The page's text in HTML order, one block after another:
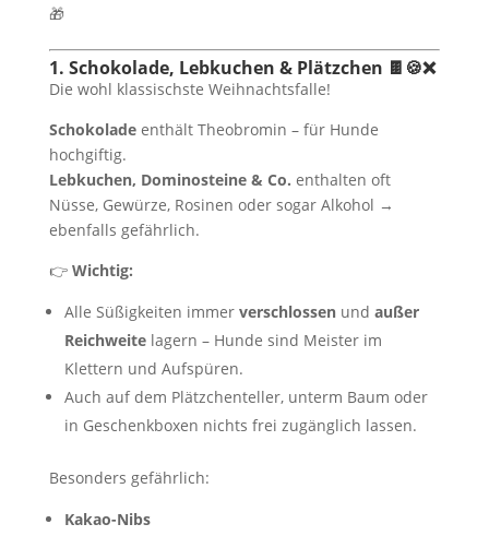
🎁
1. Schokolade, Lebkuchen & Plätzchen 🍫🍪❌
Die wohl klassischste Weihnachtsfalle!
Schokoladeenthält Theobromin – für Hunde
hochgiftig.
Lebkuchen, Dominosteine & Co. enthalten oft
Nüsse, Gewürze, Rosinen oder sogar Alkohol →
ebenfalls gefährlich.
👉 Wichtig:
Alle Süßigkeiten immer verschlossenund außer
Reichweitelagern – Hunde sind Meister im
Klettern und Aufspüren.
Auch auf dem Plätzchenteller, unterm Baum oder
in Geschenkboxen nichts frei zugänglich lassen.
Besonders gefährlich:
Kakao-Nibs